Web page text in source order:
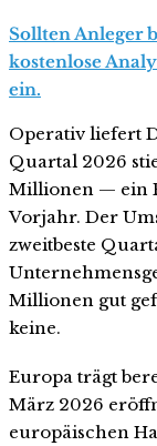
Sollten Anleger
kostenlose
ein.
Operativ liefert
Quartal 2026
Millionen — ein
Vorjahr. Der
zweitbeste
Millionen gut
keine.
Europa trägt
März 2026
europäischen